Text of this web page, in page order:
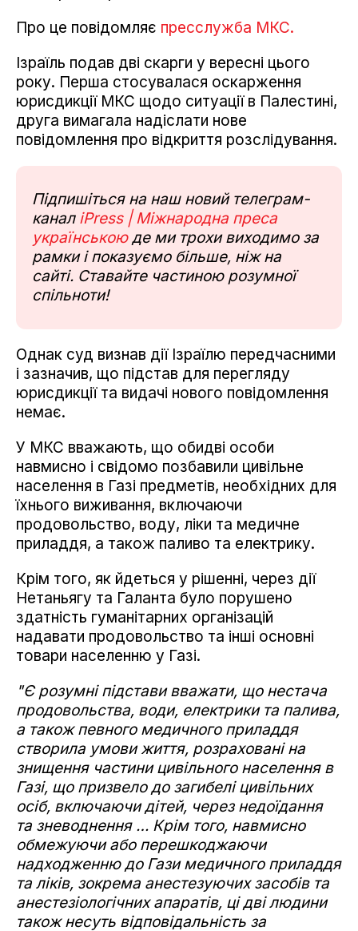
Про це повідомляє пресслужба МКС.
Ізраїль подав дві скарги у вересні цього
року. Перша стосувалася оскарження
юрисдикції МКС щодо ситуації в Палестині,
друга вимагала надіслати нове
повідомлення про відкриття розслідування.
Підпишіться на наш новий телеграм-
канал iPress | Міжнародна преса
українськоюде ми трохи виходимо за
рамки і показуємо більше, ніж на
сайті. Ставайте частиною розумної
спільноти!
Однак суд визнав дії Ізраїлю передчасними
і зазначив, що підстав для перегляду
юрисдикції та видачі нового повідомлення
немає.
У МКС вважають, що обидві особи
навмисно і свідомо позбавили цивільне
населення в Газі предметів, необхідних для
їхнього виживання, включаючи
продовольство, воду, ліки та медичне
приладдя, а також паливо та електрику.
Крім того, як йдеться у рішенні, через дії
Нетаньягу та Галанта було порушено
здатність гуманітарних організацій
надавати продовольство та інші основні
товари населенню у Газі.
"Є розумні підстави вважати, що нестача
продовольства, води, електрики та палива,
а також певного медичного приладдя
створила умови життя, розраховані на
знищення частини цивільного населення в
Газі, що призвело до загибелі цивільних
осіб, включаючи дітей, через недоїдання
та зневоднення … Крім того, навмисно
обмежуючи або перешкоджаючи
надходженню до Гази медичного приладдя
та ліків, зокрема анестезуючих засобів та
анестезіологічних апаратів, ці дві людини
також несуть відповідальність за